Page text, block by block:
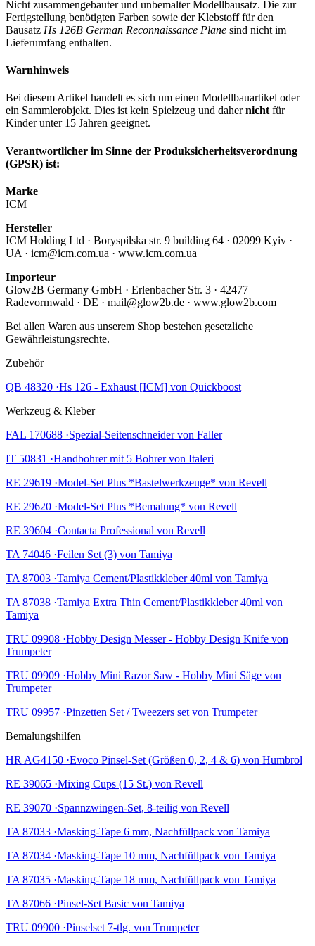
Nicht zusammengebauter und unbemalter Modellbausatz. Die zur
Fertigstellung benötigten Farben sowie der Klebstoff für den
Bausatz Hs 126B German Reconnaissance Plane sind nicht im
Lieferumfang enthalten.
Warnhinweis
Bei diesem Artikel handelt es sich um einen Modellbauartikel oder
ein Sammlerobjekt. Dies ist kein Spielzeug und dahernicht für
Kinder unter 15 Jahren geeignet.
Verantwortlicher im Sinne der Produksicherheitsverordnung
(GPSR) ist:
Marke
ICM
Hersteller
ICM Holding Ltd · Boryspilska str. 9 building 64 · 02099 Kyiv ·
UA · icm@icm.com.ua · www.icm.com.ua
Importeur
Glow2B Germany GmbH · Erlenbacher Str. 3 · 42477
Radevormwald · DE · mail@glow2b.de · www.glow2b.com
Bei allen Waren aus unserem Shop bestehen gesetzliche
Gewährleistungsrechte.
Zubehör
QB 48320 ·Hs 126 - Exhaust [ICM] von Quickboost
Werkzeug & Kleber
FAL 170688 ·Spezial-Seitenschneider von Faller
IT 50831 ·Handbohrer mit 5 Bohrer von Italeri
RE 29619 ·Model-Set Plus *Bastelwerkzeuge* von Revell
RE 29620 ·Model-Set Plus *Bemalung* von Revell
RE 39604 ·Contacta Professional von Revell
TA 74046 ·Feilen Set (3) von Tamiya
TA 87003 ·Tamiya Cement/Plastikkleber 40ml von Tamiya
TA 87038 ·Tamiya Extra Thin Cement/Plastikkleber 40ml von
Tamiya
TRU 09908 ·Hobby Design Messer - Hobby Design Knife von
Trumpeter
TRU 09909 ·Hobby Mini Razor Saw - Hobby Mini Säge von
Trumpeter
TRU 09957 ·Pinzetten Set / Tweezers set von Trumpeter
Bemalungshilfen
HR AG4150 ·Evoco Pinsel-Set (Größen 0, 2, 4 & 6) von Humbrol
RE 39065 ·Mixing Cups (15 St.) von Revell
RE 39070 ·Spannzwingen-Set, 8-teilig von Revell
TA 87033 ·Masking-Tape 6 mm, Nachfüllpack von Tamiya
TA 87034 ·Masking-Tape 10 mm, Nachfüllpack von Tamiya
TA 87035 ·Masking-Tape 18 mm, Nachfüllpack von Tamiya
TA 87066 ·Pinsel-Set Basic von Tamiya
TRU 09900 ·Pinselset 7-tlg. von Trumpeter